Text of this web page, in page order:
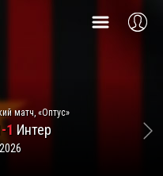
матч, «Оптус»
1 Интер